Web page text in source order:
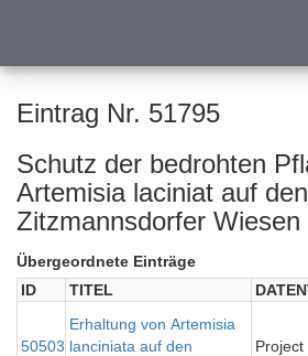
Eintrag Nr. 51795
Schutz der bedrohten
Artemisia laciniat auf den
Zitzmannsdorfer Wiesen
Übergeordnete Einträge
ID
TITEL
50503
Erhaltung von Artemisia
lanciniata auf den
Project